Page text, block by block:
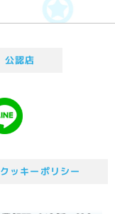
公認店
クッキーポリシー